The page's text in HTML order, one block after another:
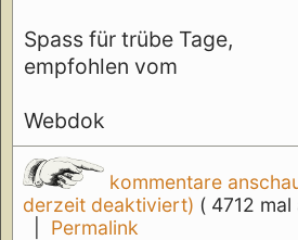
Spass für trübe Tage,
empfohlen vom
Webdok
kommentare
derzeit deaktiviert) ( 4712
Permalink